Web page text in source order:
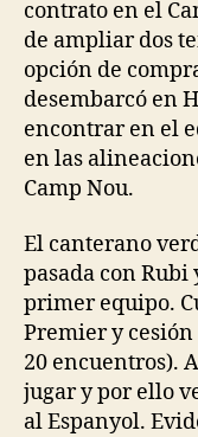
contrato en el
de ampliar dos
opción de
desembarcó en
encontrar en el
en las
Camp Nou.
El canterano
pasada con
primer equipo.
Premier y
20 encuentros).
jugar y por ello
al Espanyol.